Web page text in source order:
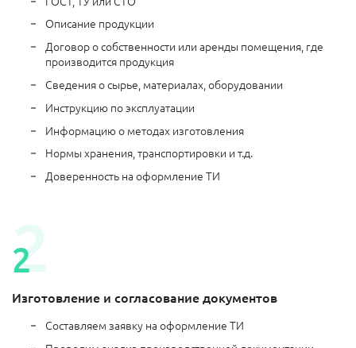
Описание продукции
Договор о собственности или аренды помещения, где
производится продукция
Сведения о сырье, материалах, оборудовании
Инструкцию по эксплуатации
Информацию о методах изготовления
Нормы хранения, транспортировки и т.д.
Доверенность на оформление ТИ
Изготовление и согласование документов
Составляем заявку на оформление ТИ